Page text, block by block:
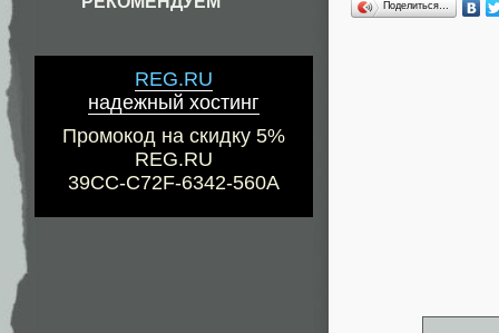
REG.RU
надежный хостинг
Промокод на скидку 5%
REG.RU
39CC-C72F-6342-560A
Поделиться…